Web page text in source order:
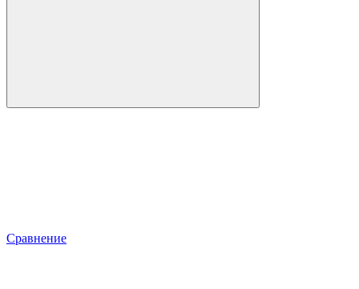
Сравнение